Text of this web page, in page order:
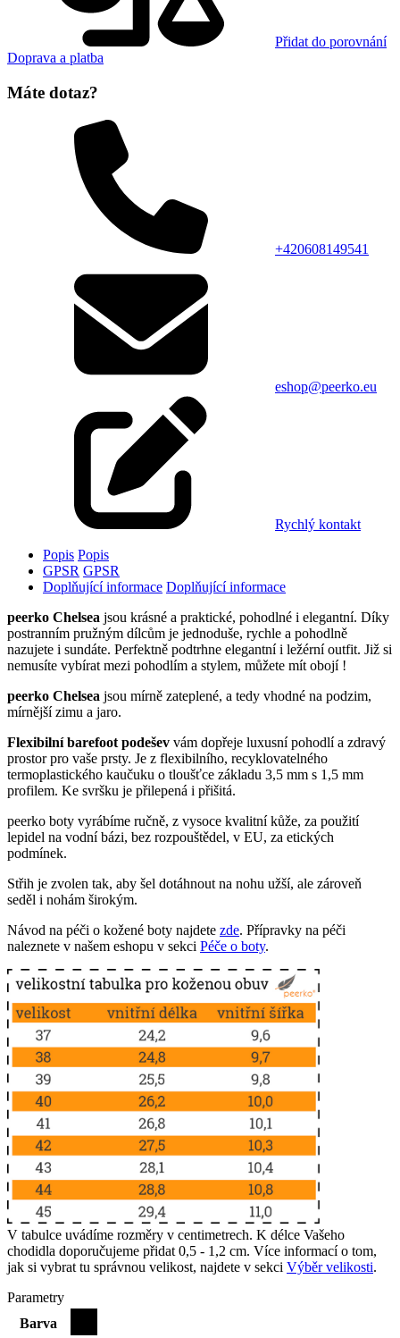
Přidat do porovnání
Doprava a platba
Máte dotaz?
+420608149541
eshop@peerko.eu
Rychlý kontakt
Popis Popis
GPSR GPSR
Doplňující informace Doplňující informace
peerko Chelsea jsou krásné a praktické, pohodlné i elegantní. Díky
postranním pružným dílcům je jednoduše, rychle a pohodlně
nazujete i sundáte. Perfektně podtrhne elegantní i ležérní outfit. Již si
nemusíte vybírat mezi pohodlím a stylem, můžete mít obojí !
peerko Chelsea jsou mírně zateplené, a tedy vhodné na podzim,
mírnější zimu a jaro.
Flexibilní barefoot podešev vám dopřeje luxusní pohodlí a zdravý
prostor pro vaše prsty. Je z flexibilního, recyklovatelného
termoplastického kaučuku o tloušťce základu 3,5 mm s 1,5 mm
profilem. Ke svršku je přilepená i přišitá.
peerko boty vyrábíme ručně, z vysoce kvalitní kůže, za použití
lepidel na vodní bázi, bez rozpouštědel, v EU, za etických
podmínek.
Střih je zvolen tak, aby šel dotáhnout na nohu užší, ale zároveň
seděl i nohám širokým.
Návod na péči o kožené boty najdete zde. Přípravky na péči
naleznete v našem eshopu v sekci Péče o boty.
V tabulce uvádíme rozměry v centimetrech. K délce Vašeho
chodidla doporučujeme přidat 0,5 - 1,2 cm. Více informací o tom,
jak si vybrat tu správnou velikost, najdete v sekci Výběr velikosti.
Parametry
Barva